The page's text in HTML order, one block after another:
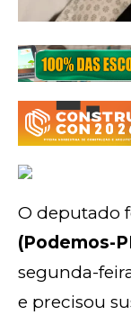
O deputado
(Podemos-
segunda-
e precisou